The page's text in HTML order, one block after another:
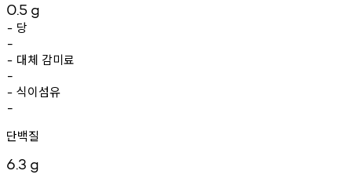
0.5 g
- 당
-
- 대체 감미료
-
- 식이섬유
-
단백질
6.3 g